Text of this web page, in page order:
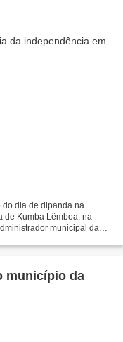
do dia de dipanda na
de Kumba Lêmboa, na
municipal da
município da